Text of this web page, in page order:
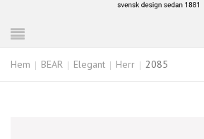
Hem BEAR Elegant Herr 2085